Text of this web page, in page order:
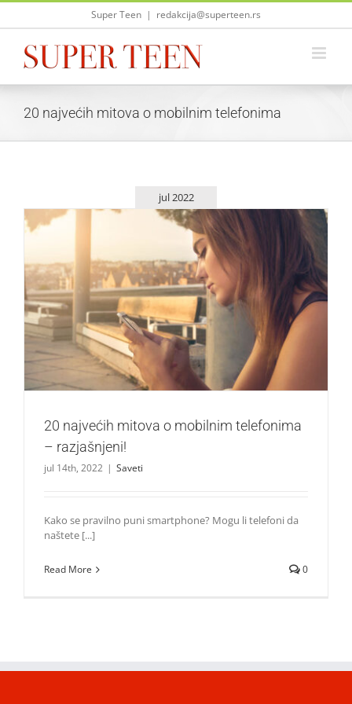
Skip
Super Teen | redakcija@superteen.rs
20 najvećih mitova o mobilnim telefonima
jul 2022
20 najvećih mitova o mobilnim telefonima – razjašnjeni!
Saveti
20 najvećih mitova o mobilnim telefonima
– razjašnjeni!
jul 14th, 2022 | Saveti
Kako se pravilno puni smartphone? Mogu li telefoni da
naštete [...]
Read More 0